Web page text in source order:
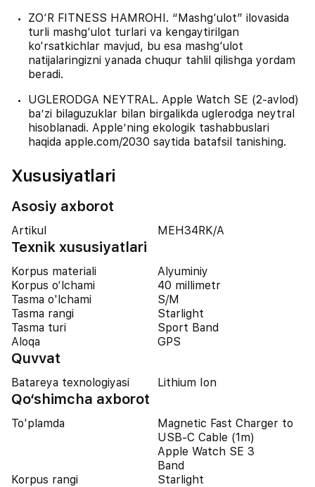
ZO‘R FITNESS HAMROHI. “Mashg‘ulot” ilovasida
turli mashg‘ulot turlari va kengaytirilgan
ko‘rsatkichlar mavjud, bu esa mashg‘ulot
natijalaringizni yanada chuqur tahlil qilishga yordam
beradi.
UGLERODGA NEYTRAL. Apple Watch SE (2-avlod)
ba’zi bilaguzuklar bilan birgalikda uglerodga neytral
hisoblanadi. Apple’ning ekologik tashabbuslari
haqida apple.com/2030 saytida batafsil tanishing.
Xususiyatlari
Asosiy axborot
Artikul MEH34RK/A
Texnik xususiyatlari
Korpus materiali
Alyuminiy
Korpus o‘lchami
40 millimetr
Tasma o'lchami
S/M
Tasma rangi
Starlight
Tasma turi
Sport Band
Aloqa
GPS
Quvvat
Batareya texnologiyasi Lithium Ion
Qo‘shimcha axborot
To'plamda
Magnetic Fast Charger to
USB‑C Cable (1m)
Apple Watch SE 3
Band
Korpus rangi
Starlight